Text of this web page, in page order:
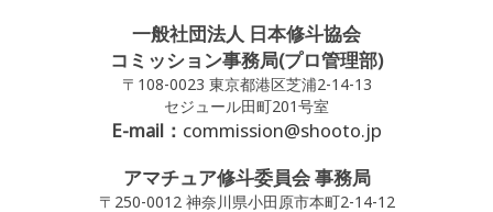
一般社団法人 日本修斗協会
コミッション事務局(プロ管理部)
〒108-0023 東京都港区芝浦2-14-13
セジュール田町201号室
E-mail： commission@shooto.jp
アマチュア修斗委員会 事務局
〒250-0012 神奈川県小田原市本町2-14-12